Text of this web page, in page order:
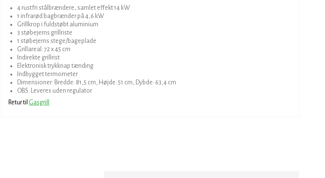
4 rustfri stålbrændere, samlet effekt 14 kW
1 infrarød bagbrænder på 4,6 kW
Grillkrop i fuldstøbt aluminium
3 støbejerns grillriste
1 støbejerns stege/bageplade
Grillareal: 72 x 45 cm
Indirekte grillrist
Elektronisk trykknap tænding
Indbygget termometer
Dimensioner: Bredde: 81,5 cm, Højde: 51 cm, Dybde: 63,4 cm
OBS: Leveres uden regulator
Retur til Gasgrill